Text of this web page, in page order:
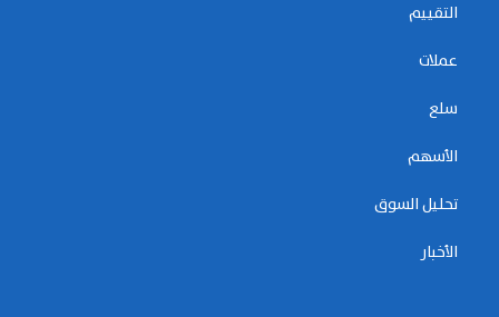
التقييم
عملات
سلع
الأسهم
تحليل السوق
الأخبار